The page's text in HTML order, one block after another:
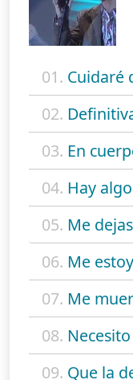
01. Cuidaré
02.
03. En
04. Hay
05. Me
06. Me
07. Me
08.
09. Que la